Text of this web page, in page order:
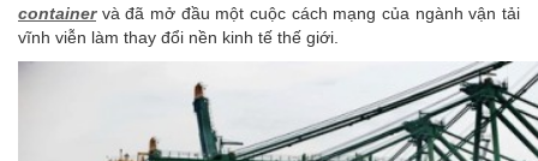
containervà đã mở đầu một cuộc cách mạng của ngành vận tải
vĩnh viễn làm thay đổi nền kinh tế thế giới.